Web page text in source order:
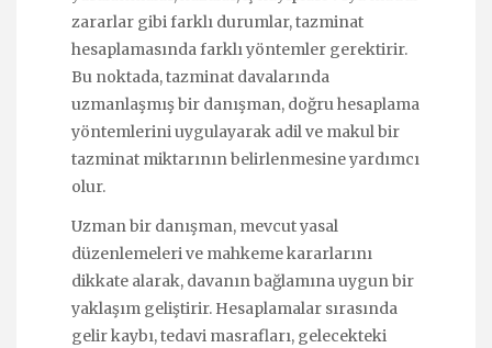
zararlar gibi farklı durumlar, tazminat
hesaplamasında farklı yöntemler gerektirir.
Bu noktada, tazminat davalarında
uzmanlaşmış bir danışman, doğru hesaplama
yöntemlerini uygulayarak adil ve makul bir
tazminat miktarının belirlenmesine yardımcı
olur.
Uzman bir danışman, mevcut yasal
düzenlemeleri ve mahkeme kararlarını
dikkate alarak, davanın bağlamına uygun bir
yaklaşım geliştirir. Hesaplamalar sırasında
gelir kaybı, tedavi masrafları, gelecekteki